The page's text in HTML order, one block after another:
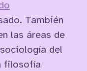
También
las áreas de
del
filosofía